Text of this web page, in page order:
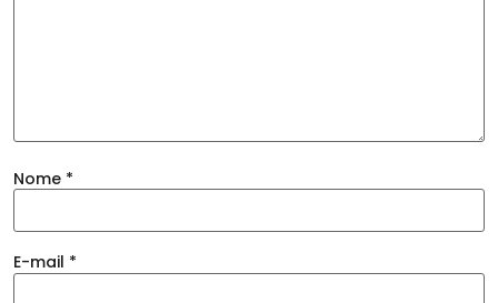
Nome *
E-mail *